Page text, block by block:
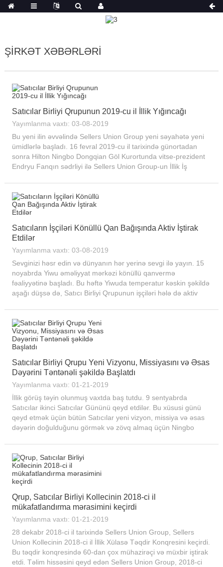
ŞIRKƏT XƏBƏRLƏRI
Satıcılar Birliyi Qrupunun 2019-cu il İllik Yığıncağı
Yayımlanma vaxtı: 03-08-2019
Bu yeni ilin əvvəlində Sellers Union Group yeni səyahətə yeni
ümidlərlə başladı. 16 fevral 2019-cu il tarixində günortadan
sonra Hilton Ningbo Dongqian Göl Kurortunda vitse-prezident
Endryu Fanqın sədrliyi ilə Sellers Union Group-un İllik İş
Satıcıların İşçiləri Könüllü Qan Bağışında Aktiv İştirak
Etdilər
Yayımlanma vaxtı: 03-08-2019
Sevginizi həsr edin və dünyanın hər yerinə sevgi ilə yayın. 15
noyabrda Yiwu əməliyyat mərkəzi könüllü qanvermə
fəaliyyətinə başladı. Bu həftə Yiwuda temperatur kəskin şəkildə
aşağı düşsə də, Satıcı Birliyi Qrupunun işçiləri hələ də aktiv
Satıcılar Birliyi Qrupu Yeni Vizyonu, Missiyasını və Əsas
Dəyərini Təntənəli şəkildə Başlatdı
Yayımlanma vaxtı: 01-21-2019
İllik görüş təyin olunmuş vaxtda baş tutdu. 9 sentyabrda
Satıcılar ikinci Satıcılar Gününü qeyd etdilər. Bu xüsusi günü
qeyd etmək üçün bütün Satıcılar yeni vizyon, missiya və əsas
dəyərin doğulduğunu görmək və zövq almaq üçün Ningbo
Qrup, Satıcılar Birliyi Kollecinin 2018-ci il
mükafatlandırma mərasimini keçirdi
Yayımlanma vaxtı: 01-21-2019
28 dekabr 2018-ci il tarixində Sellers Union Group, Sellers
Union Kollecinin 2018-ci il İllik Xülasə Təqdir Konqresini keçirdi.
Bu təqdir konqresində 60-dan çox mühazirəçi və müxbir iştirak
etdi. Təlim hissəsini qeyd edən Sellers Union Group, 2018-ci